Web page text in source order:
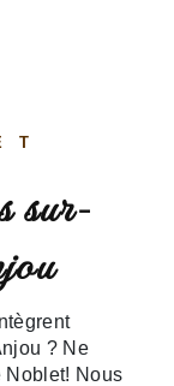
sur-
? Ne
Noblet! Nous